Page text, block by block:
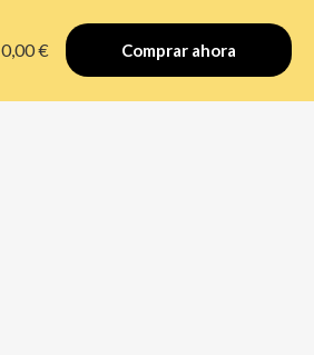
0,00 € Comprar ahora